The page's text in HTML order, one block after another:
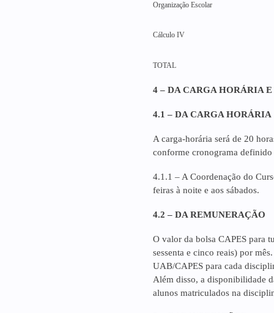
Organização Escolar
Cálculo IV
TOTAL
4 – DA CARGA HORÁRIA
4.1 – DA CARGA HORÁRIA
A carga-horária será de 20
conforme cronograma
4.1.1 – A Coordenação do
feiras à noite e aos sábados.
4.2 – DA REMUNERAÇÃO
O valor da bolsa CAPES para
sessenta e cinco reais) por
UAB/CAPES para cada
Além disso, a disponibilidade
alunos matriculados na